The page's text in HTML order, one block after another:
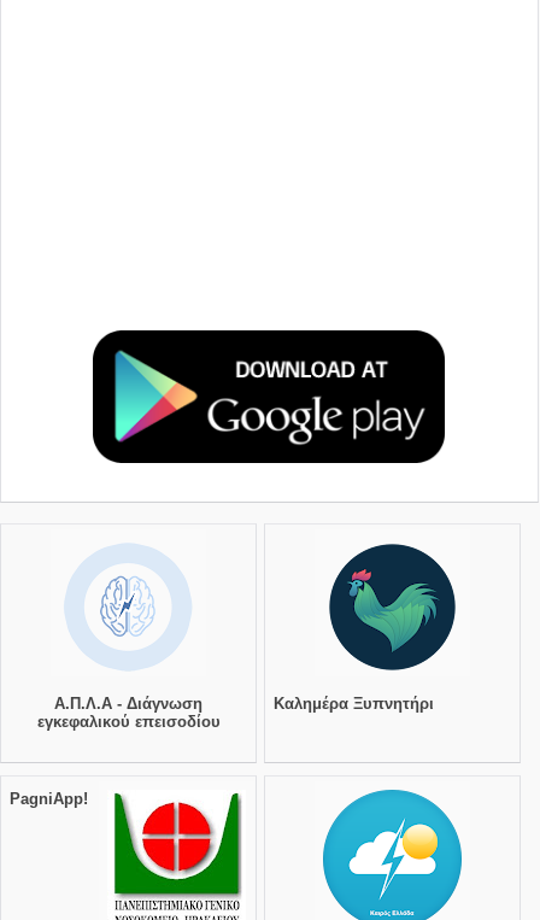
Α.Π.Λ.Α - Διάγνωση
εγκεφαλικού επεισοδίου
Καλημέρα Ξυπνητήρι
PagniApp!